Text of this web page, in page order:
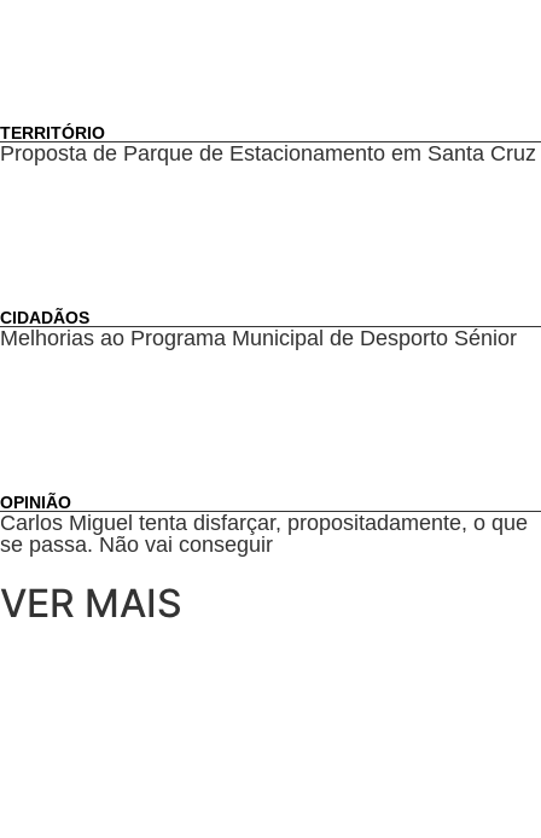
TERRITÓRIO
Proposta de Parque de Estacionamento em Santa Cruz
CIDADÃOS
Melhorias ao Programa Municipal de Desporto Sénior
OPINIÃO
Carlos Miguel tenta disfarçar, propositadamente, o que
se passa. Não vai conseguir
VER MAIS